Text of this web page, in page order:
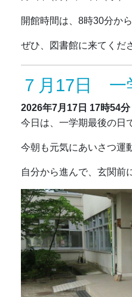
開館時間は、8時30分か
ぜひ、図書館に来てくだ
７月17日 一
2026年7月17日 17時54分
今日は、一学期最後の日
今朝も元気にあいさつ運
自分から進んで、玄関前